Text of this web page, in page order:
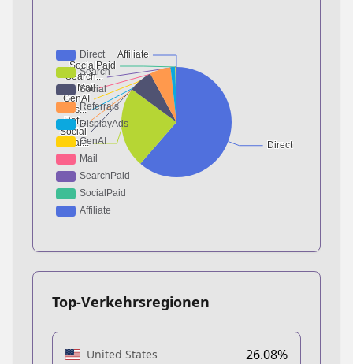
Top-Verkehrsregionen
United States 26.08%